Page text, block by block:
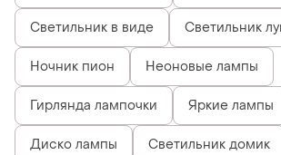
Светильник в виде Светильник
Ночник пион Неоновые лампы
Гирлянда лампочки Яркие лампы
Диско лампы Светильник домик